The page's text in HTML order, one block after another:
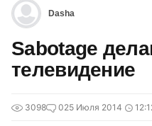
Dasha
Sabotage
телевидение
3098 025 Июля 2014